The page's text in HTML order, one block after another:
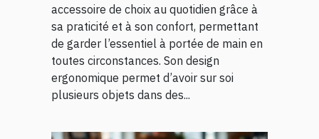
accessoire de choix au quotidien grâce à
sa praticité et à son confort, permettant
de garder l’essentiel à portée de main en
toutes circonstances. Son design
ergonomique permet d’avoir sur soi
plusieurs objets dans des...